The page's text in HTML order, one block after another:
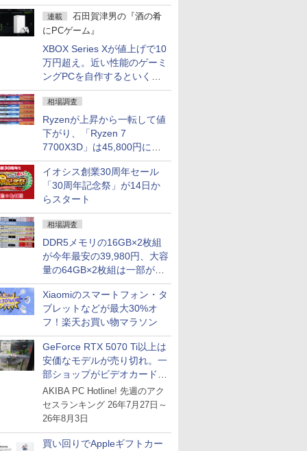
5,940円
連載
石田賀津男の『酒の肴
にPCゲーム』
XBOX Series Xが値上げで10
万円超え。近い性能のゲーミ
ングPCを自作するといくら
になる？
相場調査
Ryzenが上昇から一転して値
下がり、「Ryzen 7
7700X3D」は45,800円に急
落し「Ryzen 7 7800X3D」
との価格逆転解消 [8月前半の
CPU価格]
イオシス創業30周年セール
「30周年記念祭」が14日か
らスタート
相場調査
DDR5メモリの16GB×2枚組
が今年最安の39,980円、大容
量の64GB×2枚組は一部が続
騰 [8月前半のメモリ価格]
Xiaomiのスマートフォン・タ
ブレットなどが最大30%オ
フ！楽天お買い物マラソン
GeForce RTX 5070 Ti以上は
安価なモデルが売り切れ。一
部ショップがビデオカードの
購入制限を実施したニュース
が注目を集める
AKIBA PC Hotline! 先週のアク
セスランキング 26年7月27日～
26年8月3日
買い回りでAppleギフトカー